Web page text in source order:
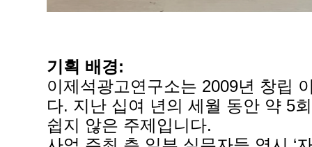
기획 배경:
이제석광고연구소는 2009년 창립
다. 지난 십여 년의 세월 동안 약 5
쉽지 않은 주제입니다.